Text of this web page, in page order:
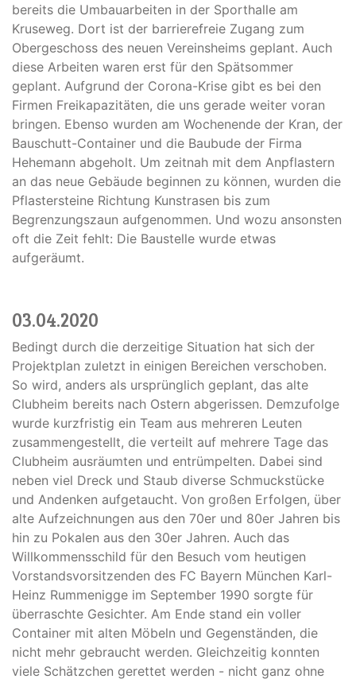
bereits die Umbauarbeiten in der Sporthalle am
Kruseweg. Dort ist der barrierefreie Zugang zum
Obergeschoss des neuen Vereinsheims geplant. Auch
diese Arbeiten waren erst für den Spätsommer
geplant. Aufgrund der Corona-Krise gibt es bei den
Firmen Freikapazitäten, die uns gerade weiter voran
bringen. Ebenso wurden am Wochenende der Kran, der
Bauschutt-Container und die Baubude der Firma
Hehemann abgeholt. Um zeitnah mit dem Anpflastern
an das neue Gebäude beginnen zu können, wurden die
Pflastersteine Richtung Kunstrasen bis zum
Begrenzungszaun aufgenommen. Und wozu ansonsten
oft die Zeit fehlt: Die Baustelle wurde etwas
aufgeräumt.
03.04.2020
Bedingt durch die derzeitige Situation hat sich der
Projektplan zuletzt in einigen Bereichen verschoben.
So wird, anders als ursprünglich geplant, das alte
Clubheim bereits nach Ostern abgerissen. Demzufolge
wurde kurzfristig ein Team aus mehreren Leuten
zusammengestellt, die verteilt auf mehrere Tage das
Clubheim ausräumten und entrümpelten. Dabei sind
neben viel Dreck und Staub diverse Schmuckstücke
und Andenken aufgetaucht. Von großen Erfolgen, über
alte Aufzeichnungen aus den 70er und 80er Jahren bis
hin zu Pokalen aus den 30er Jahren. Auch das
Willkommensschild für den Besuch vom heutigen
Vorstandsvorsitzenden des FC Bayern München Karl-
Heinz Rummenigge im September 1990 sorgte für
überraschte Gesichter. Am Ende stand ein voller
Container mit alten Möbeln und Gegenständen, die
nicht mehr gebraucht werden. Gleichzeitig konnten
viele Schätzchen gerettet werden - nicht ganz ohne